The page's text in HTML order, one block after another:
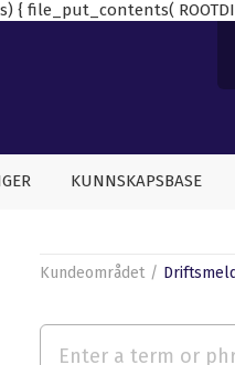
{ file_put_contents(
KUNNSKAPSBASE
Kundeområdet